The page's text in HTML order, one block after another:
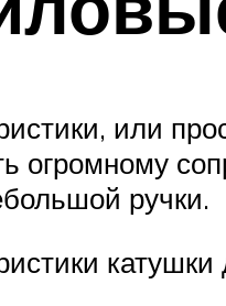
или
огромному
ручки.